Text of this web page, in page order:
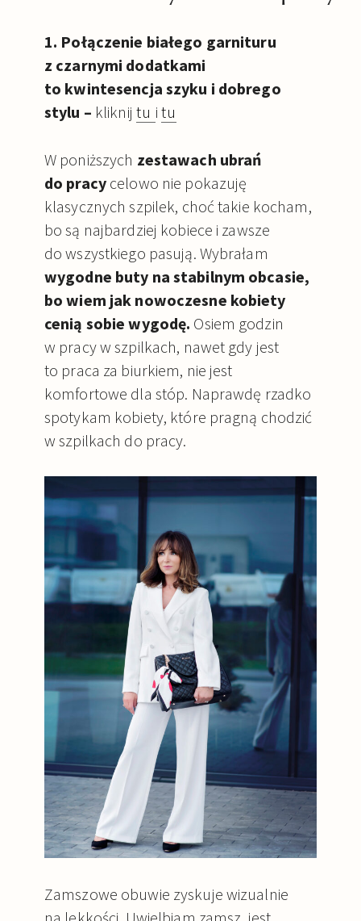
1. Połączenie białego garnituru
z czarnymi dodatkami
to kwintesencja szyku i dobrego
stylu – kliknij tu itu
W poniższych zestawach ubrań
do pracycelowo nie pokazuję
klasycznych szpilek, choć takie kocham,
bo są najbardziej kobiece i zawsze
do wszystkiego pasują. Wybrałam
wygodne buty na stabilnym obcasie,
bo wiem jak nowoczesne kobiety
cenią sobie wygodę. Osiem godzin
w pracy w szpilkach, nawet gdy jest
to praca za biurkiem, nie jest
komfortowe dla stóp. Naprawdę rzadko
spotykam kobiety, które pragną chodzić
w szpilkach do pracy.
Zamszowe obuwie zyskuje wizualnie